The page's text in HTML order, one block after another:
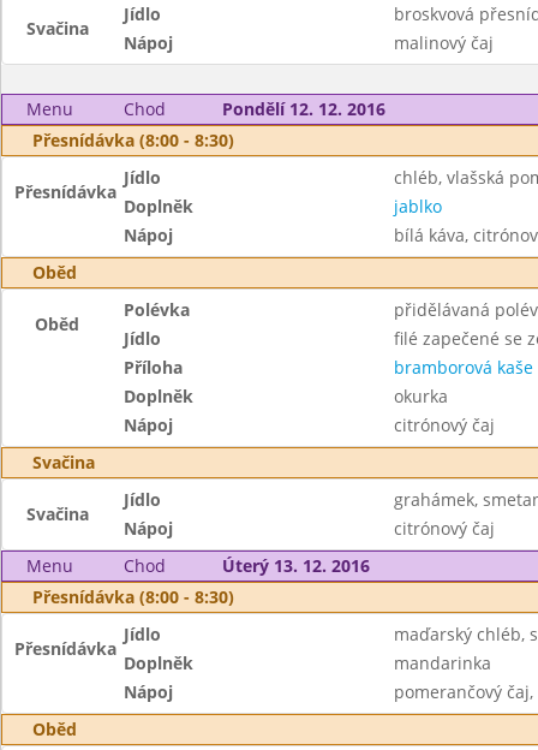
Svačina
Jídlo
broskvová
Nápoj
malinový čaj
Menu Chod
Pondělí 12. 12. 2016
Přesnídávka (8:00 - 8:30)
Přesnídávka
Jídlo
chléb, vlašská
Doplněk
jablko
Nápoj
bílá káva,
Oběd
Oběd
Polévka
přidělávaná
Jídlo
filé zapečené se
Příloha
bramborová kaše
Doplněk
okurka
Nápoj
citrónový čaj
Svačina
Svačina
Jídlo
grahámek,
Nápoj
citrónový čaj
Menu
Chod
Úterý 13. 12. 2016
Přesnídávka (8:00 - 8:30)
Přesnídávka
Jídlo
maďarský chléb,
Doplněk
mandarinka
Nápoj
pomerančový
Oběd